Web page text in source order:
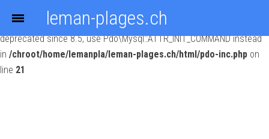
Deprecated: Constant PDO::MYSQL_ATTR_INIT_COMMAND is
deprecated since 8.5, use Pdo\Mysql::ATTR_INIT_COMMAND instead
in /chroot/home/lemanpla/leman-plages.ch/html/pdo-inc.php on
line 21
leman-plages.ch